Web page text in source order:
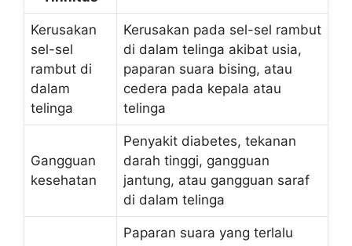
Kerusakan
sel-sel
rambut di
dalam
telinga
Kerusakan pada sel-sel rambut
di dalam telinga akibat usia,
paparan suara bising, atau
cedera pada kepala atau
telinga
Gangguan
kesehatan
Penyakit diabetes, tekanan
darah tinggi, gangguan
jantung, atau gangguan saraf
di dalam telinga
Paparan suara yang terlalu